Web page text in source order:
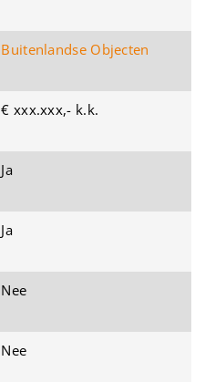
Buitenlandse Objecten
€ xxx.xxx,- k.k.
Ja
Ja
Nee
Nee